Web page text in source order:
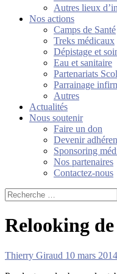
Autres lieux
Nos actions
Camps de Santé
Treks médicaux
Dépistage et
Eau et sanitaire
Partenariats
Parrainage
Autres
Actualités
Nous soutenir
Faire un don
Devenir
Sponsoring
Nos partenaires
Contactez-nous
Recherche
…
Relooking
Thierry Giraud 10 mars 2014